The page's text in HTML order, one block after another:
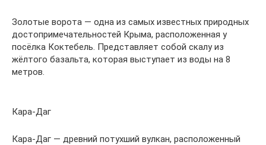
Золотые ворота — одна из самых известных природных
достопримечательностей Крыма, расположенная у
посёлка Коктебель. Представляет собой скалу из
жёлтого базальта, которая выступает из воды на 8
метров.
Кара-Даг
Кара-Даг — древний потухший вулкан, расположенный